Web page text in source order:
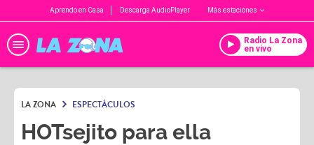
Aprendo en Casa Descarga AudioPlayer Más estaciones
Radio La Zona
en vivo
LA ZONA ESPECTÁCULOS
HOTsejito para ella